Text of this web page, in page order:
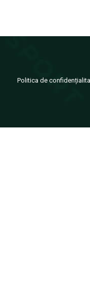
Politica de